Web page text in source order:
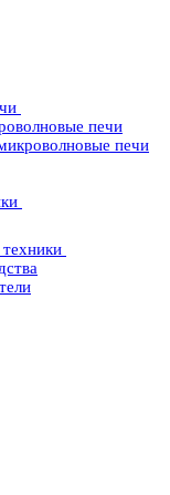
печи
печи